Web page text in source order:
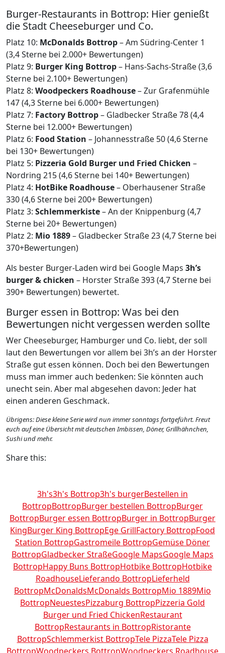
Burger-Restaurants in Bottrop: Hier genießt
die Stadt Cheeseburger und Co.
Platz 10: McDonalds Bottrop– Am Südring-Center 1
(3,4 Sterne bei 2.000+ Bewertungen)
Platz 9: Burger King Bottrop– Hans-Sachs-Straße (3,6
Sterne bei 2.100+ Bewertungen)
Platz 8: Woodpeckers Roadhouse– Zur Grafenmühle
147 (4,3 Sterne bei 6.000+ Bewertungen)
Platz 7: Factory Bottrop– Gladbecker Straße 78 (4,4
Sterne bei 12.000+ Bewertungen)
Platz 6: Food Station – Johannesstraße 50 (4,6 Sterne
bei 130+ Bewertungen)
Platz 5: Pizzeria Gold Burger und Fried Chicken –
Nordring 215 (4,6 Sterne bei 140+ Bewertungen)
Platz 4: HotBike Roadhouse– Oberhausener Straße
330 (4,6 Sterne bei 200+ Bewertungen)
Platz 3: Schlemmerkiste– An der Knippenburg (4,7
Sterne bei 20+ Bewertungen)
Platz 2: Mio 1889– Gladbecker Straße 23 (4,7 Sterne bei
370+Bewertungen)
Als bester Burger-Laden wird bei Google Maps 3h’s
burger & chicken – Horster Straße 393 (4,7 Sterne bei
390+ Bewertungen) bewertet.
Burger essen in Bottrop: Was bei den
Bewertungen nicht vergessen werden sollte
Wer Cheeseburger, Hamburger und Co. liebt, der soll
laut den Bewertungen vor allem bei 3h’s an der Horster
Straße gut essen können. Doch bei den Bewertungen
muss man immer auch bedenken: Sie könnten auch
unecht sein. Aber mal abgesehen davon: Jeder hat
einen anderen Geschmack.
Übrigens: Diese kleine Serie wird nun immer sonntags fortgeführt. Freut
euch auf eine Übersicht mit deutschen Imbissen, Döner, Grillhähnchen,
Sushi und mehr.
Share this:
3h's3h's Bottrop3h's burgerBestellen in
BottropBottropBurger bestellen BottropBurger
BottropBurger essen BottropBurger in BottropBurger
KingBurger King BottropEge GrillFactory BottropFood
Station BottropGastromeile BottropGemüse Döner
BottropGladbecker StraßeGoogle MapsGoogle Maps
BottropHappy Buns BottropHotbike BottropHotbike
RoadhouseLieferando BottropLieferheld
BottropMcDonaldsMcDonalds BottropMio 1889Mio
BottropNeuestesPizzaburg BottropPizzeria Gold
Burger und Fried ChickenRestaurant
BottropRestaurants in BottropRistorante
BottropSchlemmerkist BottropTele PizzaTele Pizza